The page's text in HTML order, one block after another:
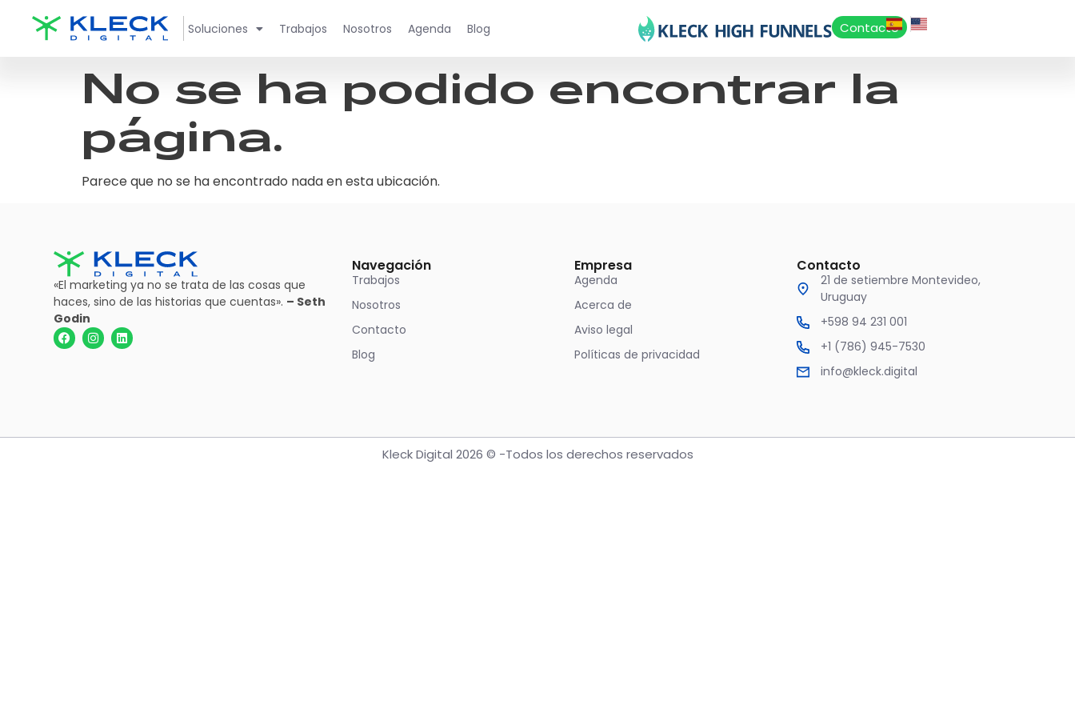
Soluciones Trabajos Nosotros Agenda Blog Contacto
No se ha podido encontrar la
página.
Parece que no se ha encontrado nada en esta ubicación.
«El marketing ya no se trata de las cosas que
haces, sino de las historias que cuentas». – Seth
Godin
Navegación
Trabajos
Nosotros
Contacto
Blog
Empresa
Agenda
Acerca de
Aviso legal
Políticas de privacidad
Contacto
21 de setiembre Montevideo,
Uruguay
+598 94 231 001
+1 (786) 945-7530
info@kleck.digital
Kleck Digital 2026 © -Todos los derechos reservados